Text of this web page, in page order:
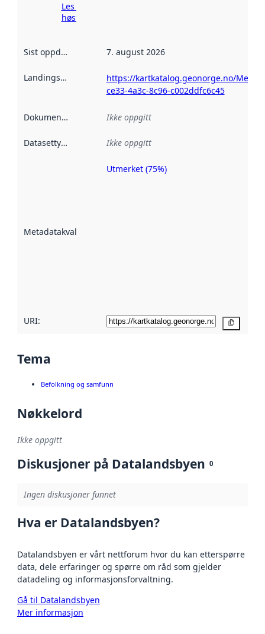
Les mer om
høsting her
Sist oppdatert 7. august 2026
Landingsside
https://kartkatalog.geonorge.no/
ce33-4a3c-8c96-c002ddfc6c45
Dokumentasjon Ikke oppgitt
Datasettype Ikke oppgitt
Metadatakvalitet
Metadatakvalitet
Utmerket (75%)
URI:
Tema
Befolkning og samfunn
Nøkkelord
Ikke oppgitt
Diskusjoner på Datalandsbyen 0
Ingen diskusjoner funnet
Hva er Datalandsbyen?
Datalandsbyen er vårt nettforum hvor du kan etterspørre
data, dele erfaringer og spørre om råd som gjelder
datadeling og informasjonsforvaltning.
Gå til Datalandsbyen
Mer informasjon